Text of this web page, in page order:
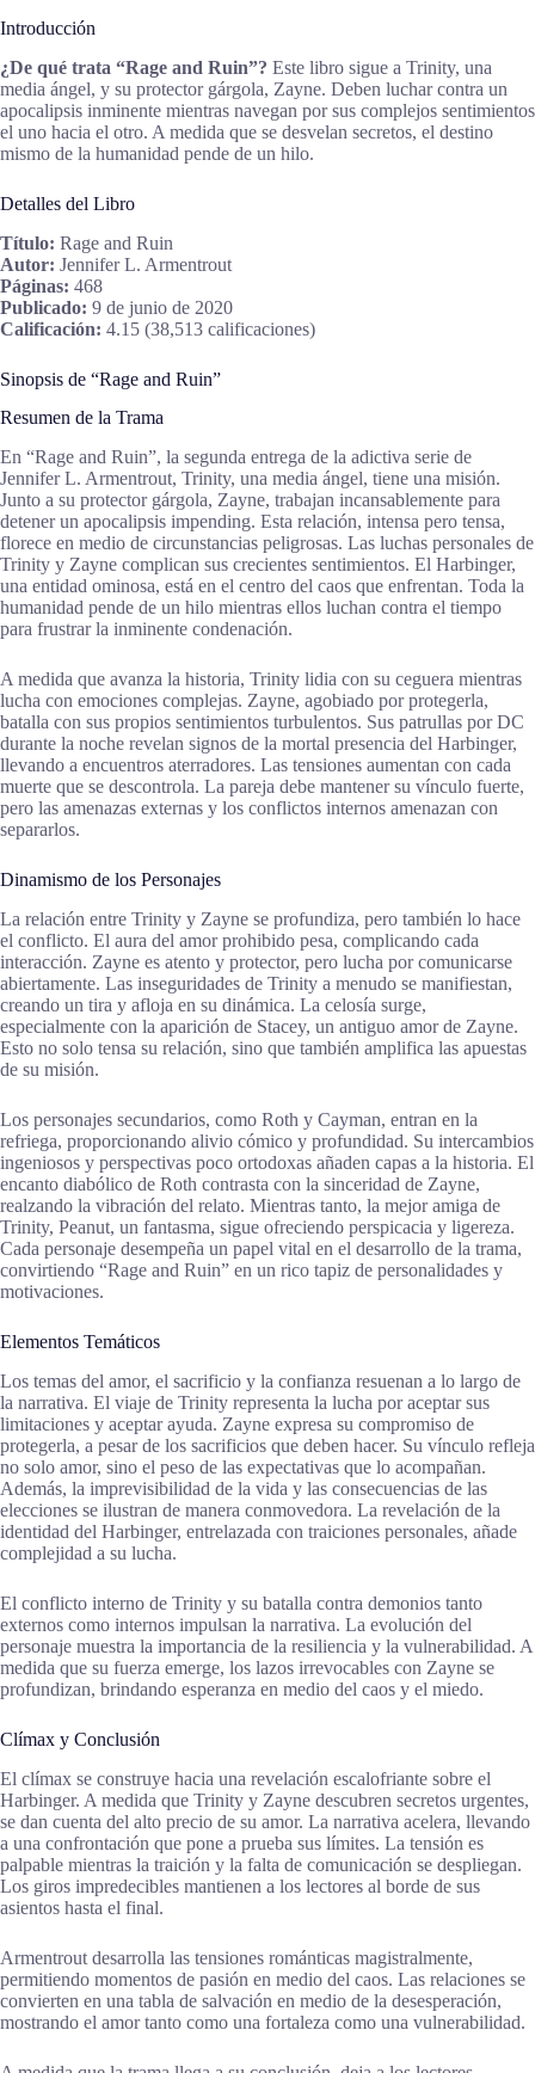
Introducción
¿De qué trata “Rage and Ruin”? Este libro sigue a Trinity, una
media ángel, y su protector gárgola, Zayne. Deben luchar contra un
apocalipsis inminente mientras navegan por sus complejos sentimientos
el uno hacia el otro. A medida que se desvelan secretos, el destino
mismo de la humanidad pende de un hilo.
Detalles del Libro
Título: Rage and Ruin
Autor: Jennifer L. Armentrout
Páginas: 468
Publicado: 9 de junio de 2020
Calificación: 4.15 (38,513 calificaciones)
Sinopsis de “Rage and Ruin”
Resumen de la Trama
En “Rage and Ruin”, la segunda entrega de la adictiva serie de
Jennifer L. Armentrout, Trinity, una media ángel, tiene una misión.
Junto a su protector gárgola, Zayne, trabajan incansablemente para
detener un apocalipsis impending. Esta relación, intensa pero tensa,
florece en medio de circunstancias peligrosas. Las luchas personales de
Trinity y Zayne complican sus crecientes sentimientos. El Harbinger,
una entidad ominosa, está en el centro del caos que enfrentan. Toda la
humanidad pende de un hilo mientras ellos luchan contra el tiempo
para frustrar la inminente condenación.
A medida que avanza la historia, Trinity lidia con su ceguera mientras
lucha con emociones complejas. Zayne, agobiado por protegerla,
batalla con sus propios sentimientos turbulentos. Sus patrullas por DC
durante la noche revelan signos de la mortal presencia del Harbinger,
llevando a encuentros aterradores. Las tensiones aumentan con cada
muerte que se descontrola. La pareja debe mantener su vínculo fuerte,
pero las amenazas externas y los conflictos internos amenazan con
separarlos.
Dinamismo de los Personajes
La relación entre Trinity y Zayne se profundiza, pero también lo hace
el conflicto. El aura del amor prohibido pesa, complicando cada
interacción. Zayne es atento y protector, pero lucha por comunicarse
abiertamente. Las inseguridades de Trinity a menudo se manifiestan,
creando un tira y afloja en su dinámica. La celosía surge,
especialmente con la aparición de Stacey, un antiguo amor de Zayne.
Esto no solo tensa su relación, sino que también amplifica las apuestas
de su misión.
Los personajes secundarios, como Roth y Cayman, entran en la
refriega, proporcionando alivio cómico y profundidad. Su intercambios
ingeniosos y perspectivas poco ortodoxas añaden capas a la historia. El
encanto diabólico de Roth contrasta con la sinceridad de Zayne,
realzando la vibración del relato. Mientras tanto, la mejor amiga de
Trinity, Peanut, un fantasma, sigue ofreciendo perspicacia y ligereza.
Cada personaje desempeña un papel vital en el desarrollo de la trama,
convirtiendo “Rage and Ruin” en un rico tapiz de personalidades y
motivaciones.
Elementos Temáticos
Los temas del amor, el sacrificio y la confianza resuenan a lo largo de
la narrativa. El viaje de Trinity representa la lucha por aceptar sus
limitaciones y aceptar ayuda. Zayne expresa su compromiso de
protegerla, a pesar de los sacrificios que deben hacer. Su vínculo refleja
no solo amor, sino el peso de las expectativas que lo acompañan.
Además, la imprevisibilidad de la vida y las consecuencias de las
elecciones se ilustran de manera conmovedora. La revelación de la
identidad del Harbinger, entrelazada con traiciones personales, añade
complejidad a su lucha.
El conflicto interno de Trinity y su batalla contra demonios tanto
externos como internos impulsan la narrativa. La evolución del
personaje muestra la importancia de la resiliencia y la vulnerabilidad. A
medida que su fuerza emerge, los lazos irrevocables con Zayne se
profundizan, brindando esperanza en medio del caos y el miedo.
Clímax y Conclusión
El clímax se construye hacia una revelación escalofriante sobre el
Harbinger. A medida que Trinity y Zayne descubren secretos urgentes,
se dan cuenta del alto precio de su amor. La narrativa acelera, llevando
a una confrontación que pone a prueba sus límites. La tensión es
palpable mientras la traición y la falta de comunicación se despliegan.
Los giros impredecibles mantienen a los lectores al borde de sus
asientos hasta el final.
Armentrout desarrolla las tensiones románticas magistralmente,
permitiendo momentos de pasión en medio del caos. Las relaciones se
convierten en una tabla de salvación en medio de la desesperación,
mostrando el amor tanto como una fortaleza como una vulnerabilidad.